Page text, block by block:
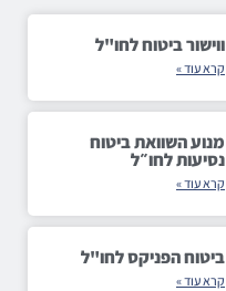
ווישור ביטוח לחו"ל
קרא עוד »
מנוע השוואת ביטוח
נסיעות לחו״ל
קרא עוד »
ביטוח הפניקס לחו"ל
קרא עוד »